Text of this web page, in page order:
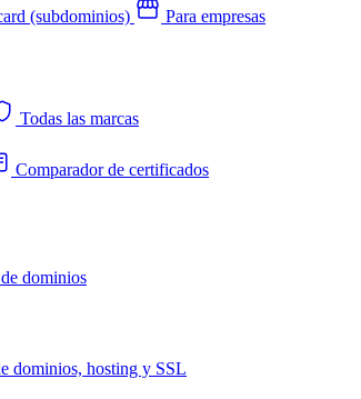
(subdominios)
Para empresas
Todas las marcas
Comparador de certificados
dominios
dominios, hosting y SSL